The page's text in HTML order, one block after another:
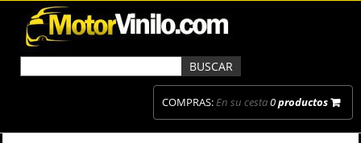
COMPRAS:En su cesta0productos